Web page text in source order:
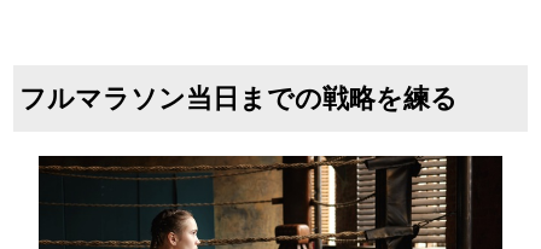
フルマラソン当日までの戦略を練る